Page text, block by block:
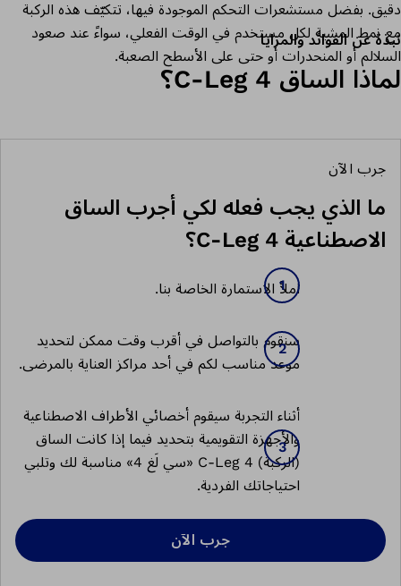
دقيق. بفضل مستشعرات التحكم الموجودة فيها، تتكيّف هذه الركبة
مع نمط المشية لكل مستخدم في الوقت الفعلي، سواءً عند صعود
السلالم أو المنحدرات أو حتى على الأسطح الصعبة.
نبذة عن الفوائد والمزايا
لماذا الساق C-Leg 4؟
جرب الآن
ما الذي يجب فعله لكي أجرب الساق
الاصطناعية C-Leg 4؟
املأ الاستمارة الخاصة بنا.
سنقوم بالتواصل في أقرب وقت ممكن لتحديد
موعد مناسب لكم في أحد مراكز العناية بالمرضى.
أثناء التجربة سيقوم أخصائي الأطراف الاصطناعية
والأجهزة التقويمية بتحديد فيما إذا كانت الساق
(الركبة) C-Leg 4 «سي لَغ 4» مناسبة لك وتلبي
احتياجاتك الفردية.
جرب الآن